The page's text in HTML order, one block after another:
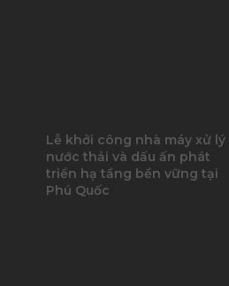
Lễ khởi công nhà máy xử lý
nước thải và dấu ấn phát
triển hạ tầng bền vững tại
Phú Quốc